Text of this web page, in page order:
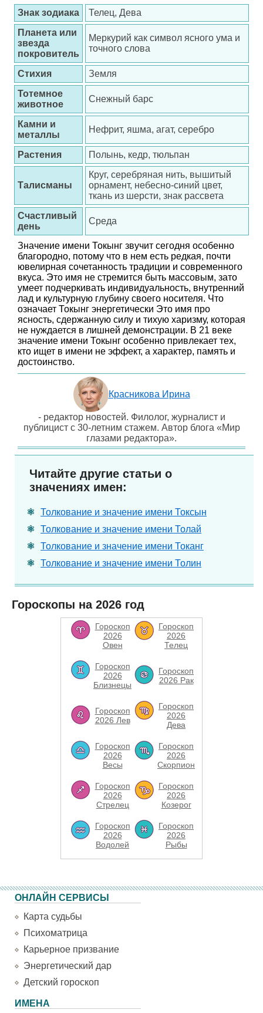
Знак зодиака
Телец, Дева
Планета или
звезда
покровитель
Меркурий как символ ясного ума и
точного слова
Стихия
Земля
Тотемное
животное
Снежный барс
Камни и
металлы
Нефрит, яшма, агат, серебро
Растения Полынь, кедр, тюльпан
Талисманы
Круг, серебряная нить, вышитый
орнамент, небесно-синий цвет,
ткань из шерсти, знак рассвета
Счастливый
день
Среда
Значение имени Токынг звучит сегодня особенно
благородно, потому что в нем есть редкая, почти
ювелирная сочетанность традиции и современного
вкуса. Это имя не стремится быть массовым, зато
умеет подчеркивать индивидуальность, внутренний
лад и культурную глубину своего носителя. Что
означает Токынг энергетически Это имя про
ясность, сдержанную силу и тихую харизму, которая
не нуждается в лишней демонстрации. В 21 веке
значение имени Токынг особенно привлекает тех,
кто ищет в имени не эффект, а характер, память и
достоинство.
Красникова Ирина
- редактор новостей. Филолог, журналист и
публицист с 30-летним стажем. Автор блога «Мир
глазами редактора».
Читайте другие статьи о
значениях имен:
Толкование и значение имени Токсын
Толкование и значение имени Толай
Толкование и значение имени Токанг
Толкование и значение имени Толин
Гороскопы на 2026 год
Гороскоп
2026
Овен
Гороскоп
2026
Телец
Гороскоп
2026
Близнецы
Гороскоп
2026 Рак
Гороскоп
2026 Лев
Гороскоп
2026
Дева
Гороскоп
2026
Весы
Гороскоп
2026
Скорпион
Гороскоп
2026
Стрелец
Гороскоп
2026
Козерог
Гороскоп
2026
Водолей
Гороскоп
2026
Рыбы
ОНЛАЙН СЕРВИСЫ
Карта судьбы
Психоматрица
Карьерное призвание
Энергетический дар
Детский гороскоп
ИМЕНА